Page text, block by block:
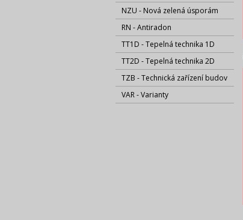
NZU - Nová zelená úsporám
RN - Antiradon
TT1D - Tepelná technika 1D
TT2D - Tepelná technika 2D
TZB - Technická zařízení budov
VAR - Varianty